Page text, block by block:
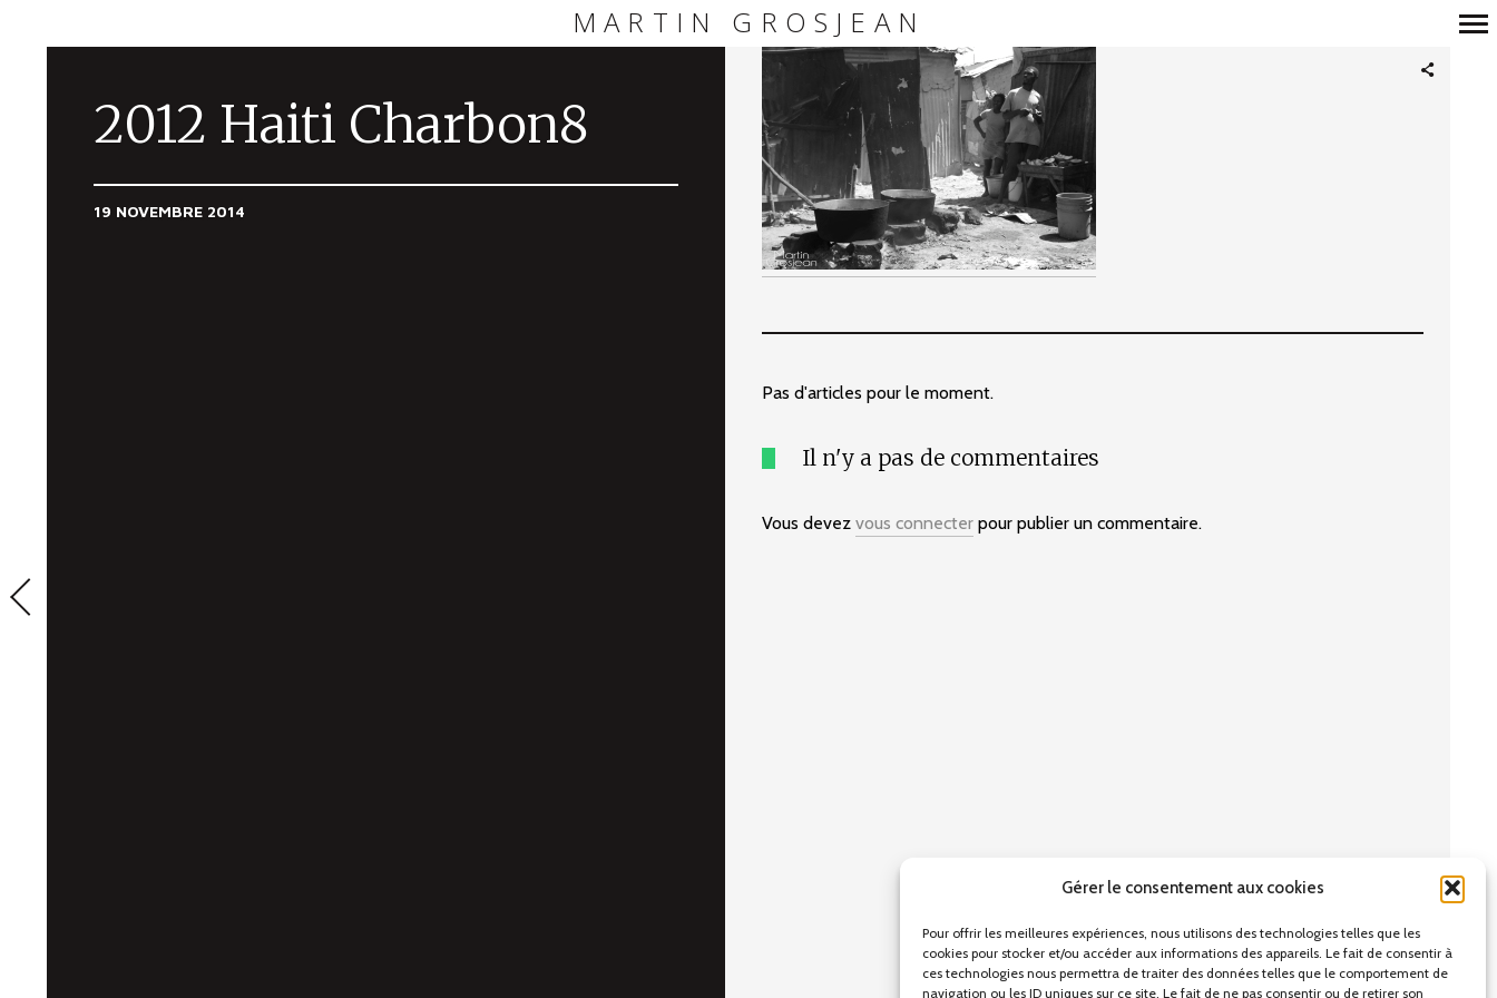
Gérer le consentement aux cookies
Pour offrir les meilleures expériences, nous utilisons des technologies telles que les
cookies pour stocker et/ou accéder aux informations des appareils. Le fait de consentir à
ces technologies nous permettra de traiter des données telles que le comportement de
navigation ou les ID uniques sur ce site. Le fait de ne pas consentir ou de retirer son
MARTIN GROSJEAN
2012 Haiti Charbon8
19 NOVEMBRE 2014
Pas d'articles pour le moment.
Il n'y a pas de commentaires
Vous devez vous connecter pour publier un commentaire.